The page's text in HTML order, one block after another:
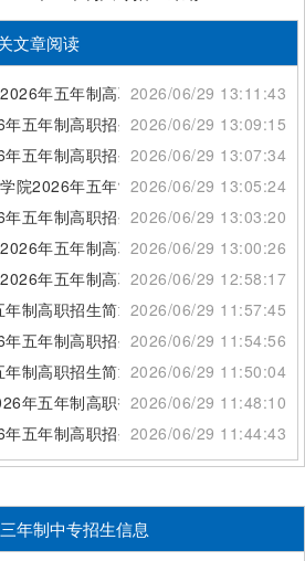
文章阅读
年五年制高职招生简章2026/06/29 13:11:43
五年制高职招生简章2026/06/29 13:09:15
五年制高职招生简章2026/06/29 13:07:34
院2026年五年制高职招生简章
2026/06/29 13:05:24
五年制高职招生简章2026/06/29 13:03:20
年五年制高职招生简章2026/06/29 13:00:26
年五年制高职招生简章2026/06/29 12:58:17
制高职招生简章2026/06/29 11:57:45
五年制高职招生简章2026/06/29 11:54:56
制高职招生简章2026/06/29 11:50:04
年五年制高职招生简章2026/06/29 11:48:10
五年制高职招生简章2026/06/29 11:44:43
年制中专招生信息